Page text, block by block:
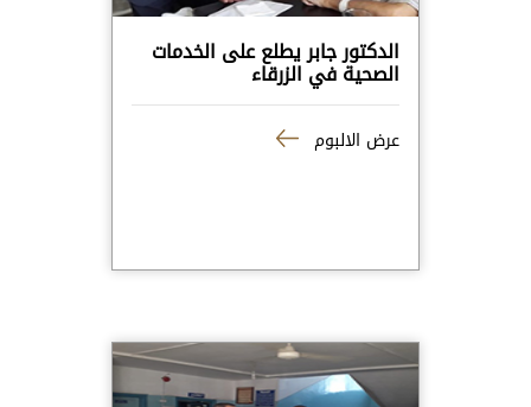
الدكتور جابر يطلع على الخدمات
الصحية في الزرقاء
عرض الالبوم